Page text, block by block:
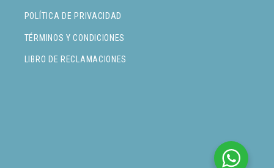
POLÍTICA DE PRIVACIDAD
TÉRMINOS Y CONDICIONES
LIBRO DE RECLAMACIONES